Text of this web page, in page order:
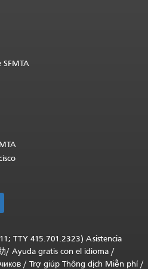
TTY 415.701.2323) Asistencia
/ Ayuda gratis con el idioma /
/ Trợ giúp Thông dịch Miễn phí/